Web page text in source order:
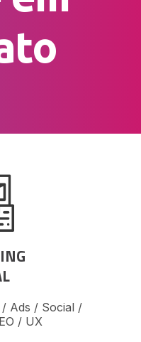
Ads / Social /
/ UX